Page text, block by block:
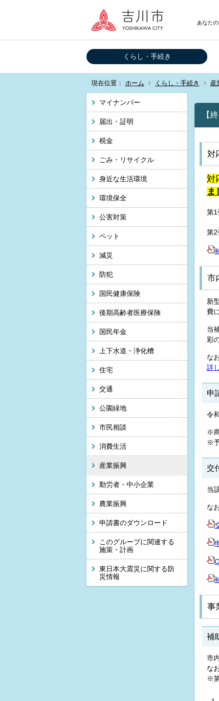
あなた
くらし・手続き
現在位置： ホーム くらし・手続き 産
マイナンバー
届出・証明
税金
ごみ・リサイクル
身近な生活環境
環境保全
公害対策
ペット
減災
防犯
国民健康保険
後期高齢者医療保険
国民年金
上下水道・浄化槽
住宅
交通
公園緑地
市民相談
消費生活
産業振興
勤労者・中小企業
農業振興
申請書のダウンロード
このグループに関連する
施策・計画
東日本大震災に関する防
災情報
【
対
対
ま
第1
第2
市
新
費
当
彩
な
詳
申
令
※
※
交
当
な
事
補
市
な
※